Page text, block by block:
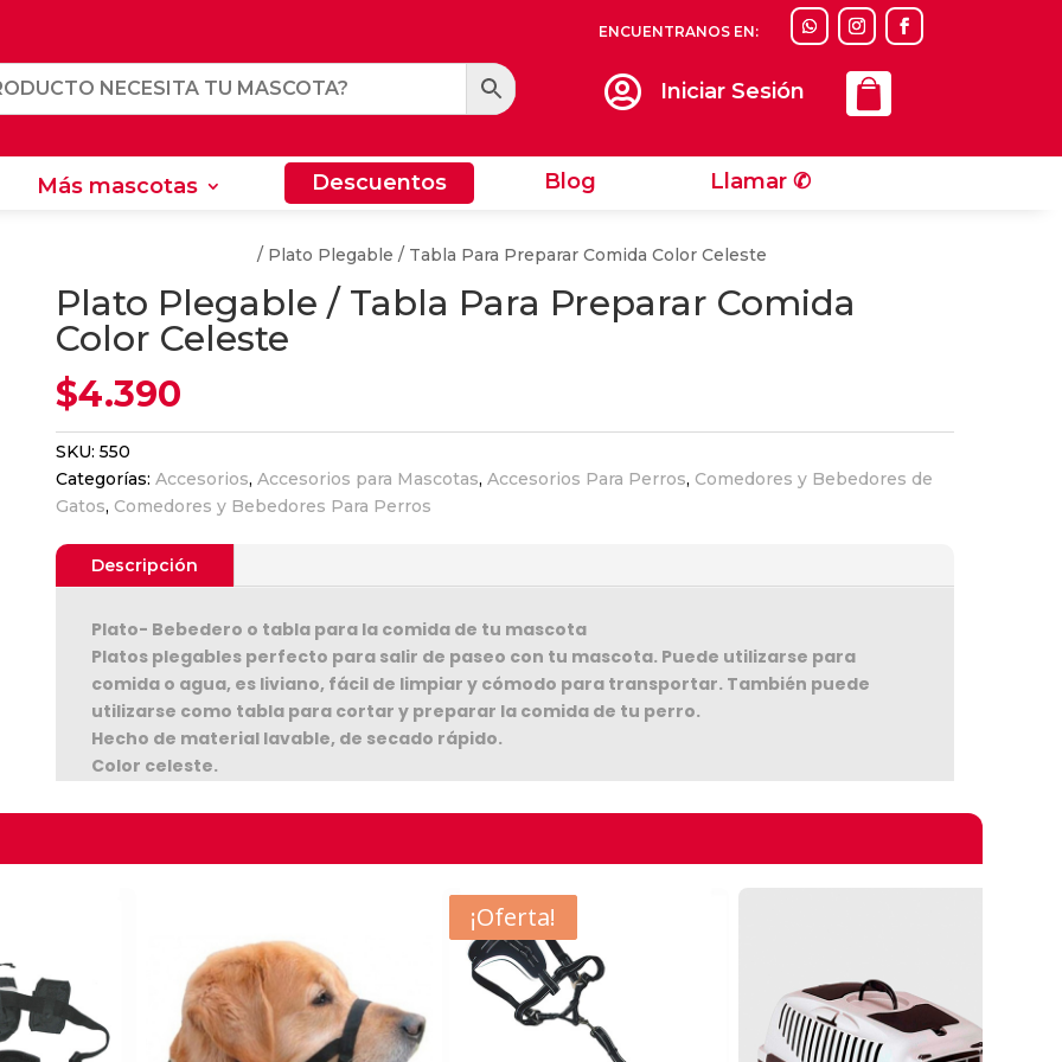
ENCUENTRANOS EN:
 Iniciar Sesión
Más mascotas Descuentos Blog Llamar ✆
Llamar ✆
/ Plato Plegable / Tabla Para Preparar Comida Color Celeste
Plato Plegable / Tabla Para Preparar Comida
Color Celeste
$4.390
SKU: 550
Categorías: Accesorios, Accesorios para Mascotas, Accesorios Para Perros, Comedores y Bebedores de
Gatos, Comedores y Bebedores Para Perros
Descripción
Plato- Bebedero o tabla para la comida de tu mascota
Platos plegables perfecto para salir de paseo con tu mascota. Puede utilizarse para
comida o agua, es liviano, fácil de limpiar y cómodo para transportar. También puede
utilizarse como tabla para cortar y preparar la comida de tu perro.
Hecho de material lavable, de secado rápido.
Color celeste.
- $3.000
¡Oferta!